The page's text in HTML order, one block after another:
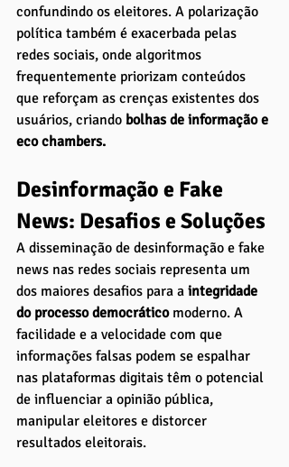
confundindo os eleitores. A polarização
política também é exacerbada pelas
redes sociais, onde algoritmos
frequentemente priorizam conteúdos
que reforçam as crenças existentes dos
usuários, criando bolhas de informação e
eco chambers.
Desinformação e Fake
News: Desafios e Soluções
A disseminação de desinformação e fake
news nas redes sociais representa um
dos maiores desafios para a integridade
do processo democrático moderno. A
facilidade e a velocidade com que
informações falsas podem se espalhar
nas plataformas digitais têm o potencial
de influenciar a opinião pública,
manipular eleitores e distorcer
resultados eleitorais.